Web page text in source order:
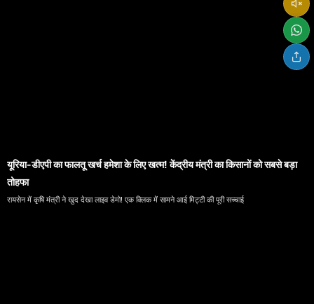
यूरिया-डीएपी का फालतू खर्च हमेशा के लिए खत्म! केंद्रीय मंत्री का किसानों को सबसे बड़ा
तोहफा
रायसेन में कृषि मंत्री ने खुद देखा लाइव डेमो! एक क्लिक में सामने आई मिट्टी की पूरी सच्चाई